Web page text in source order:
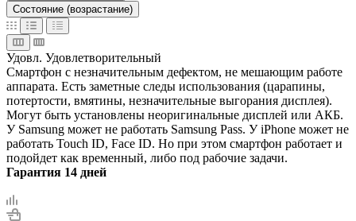
Состояние (возрастание)
Удовл. Удовлетворительный
Смартфон с незначительным дефектом, не мешающим работе
аппарата. Есть заметные следы использования (царапины,
потертости, вмятины, незначительные выгорания дисплея).
Могут быть установлены неоригинальные дисплей или АКБ.
У Samsung может не работать Samsung Pass. У iPhone может не
работать Touch ID, Face ID. Но при этом смартфон работает и
подойдет как временный, либо под рабочие задачи.
Гарантия 14 дней